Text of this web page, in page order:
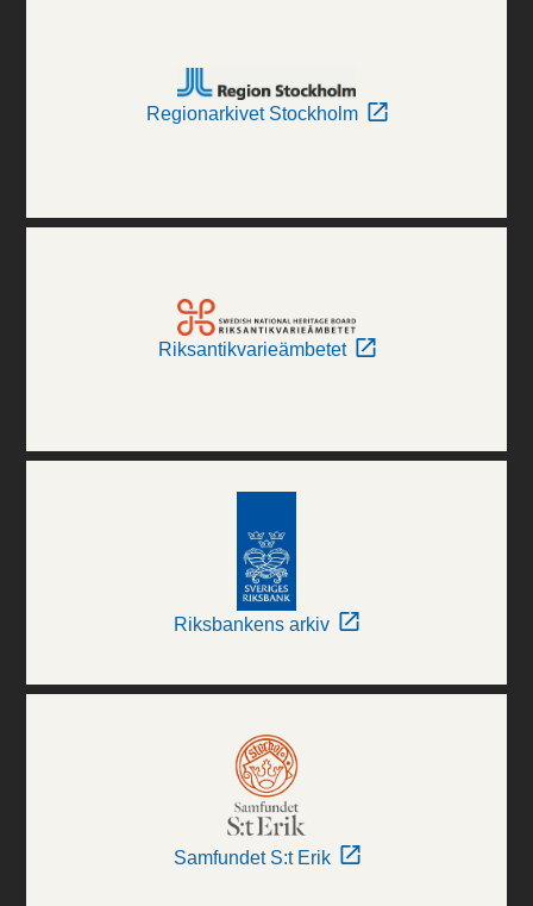
Regionarkivet Stockholm
Riksantikvarieämbetet
Riksbankens arkiv
Samfundet S:t Erik